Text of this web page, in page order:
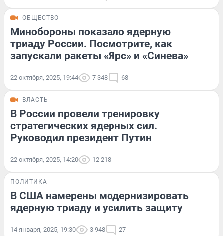
ОБЩЕСТВО
Минобороны показало ядерную
триаду России. Посмотрите, как
запускали ракеты «Ярс» и «Синева»
22 октября, 2025, 19:44 7 348 68
ВЛАСТЬ
В России провели тренировку
стратегических ядерных сил.
Руководил президент Путин
22 октября, 2025, 14:20 12 218
ПОЛИТИКА
В США намерены модернизировать
ядерную триаду и усилить защиту
14 января, 2025, 19:30 3 948 27